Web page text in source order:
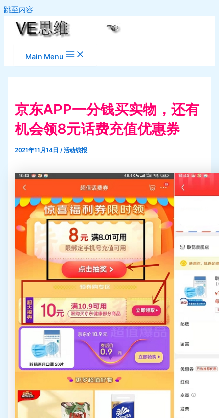
跳至内容
Main Menu
京东APP一分钱买实物，还有
机会领8元话费充值优惠券
2021年11月14日/活动线报